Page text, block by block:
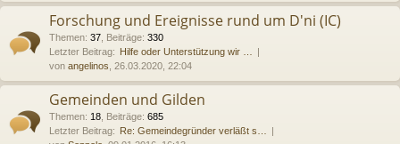
Forschung und Ereignisse rund um D'ni (IC)
Themen: 37 Beiträge: 330
Letzter Beitrag: Hilfe oder Unterstützung wir …
von angelinos , 26.03.2020, 22:04
Gemeinden und Gilden
Themen: 18 Beiträge: 685
Letzter Beitrag: Re: Gemeindegründer verläßt s…